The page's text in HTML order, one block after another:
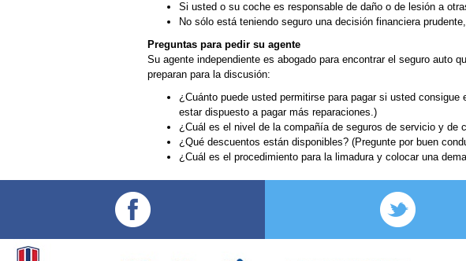
Si usted o su coche es responsable de daño o de lesión a
No sólo está teniendo seguro una decisión financiera
Preguntas para pedir su agente
Su agente independiente es abogado para encontrar el seguro
preparan para la discusión:
¿Cuánto puede usted permitirse para pagar si usted
estar dispuesto a pagar más reparaciones.)
¿Cuál es el nivel de la compañía de seguros de servicio y de
¿Qué descuentos están disponibles? (Pregunte por buen
¿Cuál es el procedimiento para la limadura y colocar una